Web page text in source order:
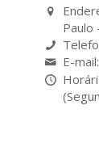
Paulo
E-